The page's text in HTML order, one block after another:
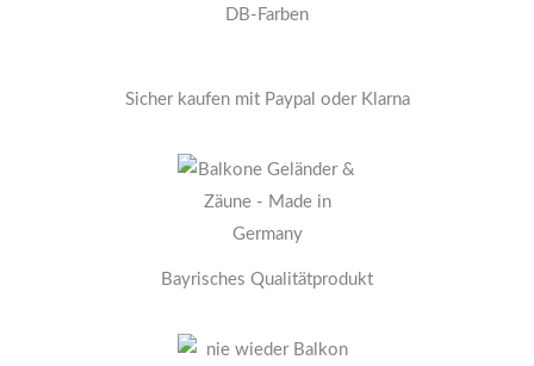
DB-Farben
Sicher kaufen mit Paypal oder Klarna
Bayrisches Qualitätprodukt